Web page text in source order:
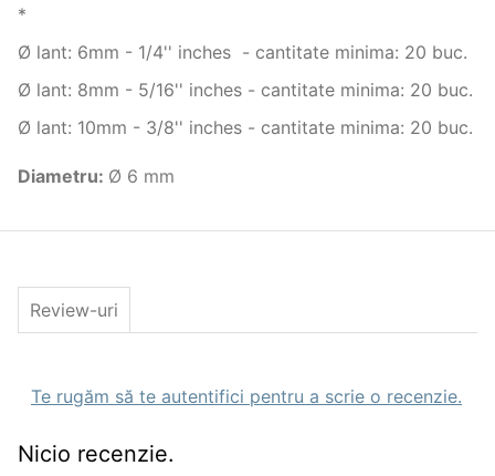
*
Ø lant: 6mm - 1/4'' inches - cantitate minima: 20 buc.
Ø lant: 8mm - 5/16'' inches - cantitate minima: 20 buc.
Ø lant: 10mm - 3/8'' inches - cantitate minima: 20 buc.
Diametru: Ø 6 mm
Review-uri
Te rugăm să te autentifici pentru a scrie o recenzie.
Nicio recenzie.